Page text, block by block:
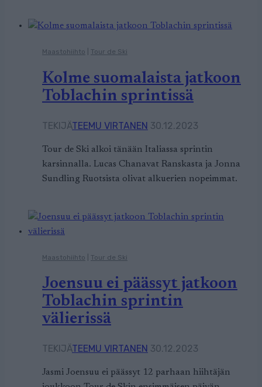
Maastohiihto Tour de Ski
Kolme suomalaista jatkoon
Toblachin sprintissä
TEKIJÄTEEMU VIRTANEN 30.12.2023
Tour de Ski alkoi tänään Italiassa sprintin
karsinnalla. Lucas Chanavat Ranskasta ja Jonna
Sundling Ruotsista olivat alkuerien nopeimmat.
Maastohiihto Tour de Ski
Joensuu ei päässyt jatkoon
Toblachin sprintin
välierissä
TEKIJÄTEEMU VIRTANEN 30.12.2023
Jasmi Joensuu ei päässyt 12 parhaan hiihtäjän